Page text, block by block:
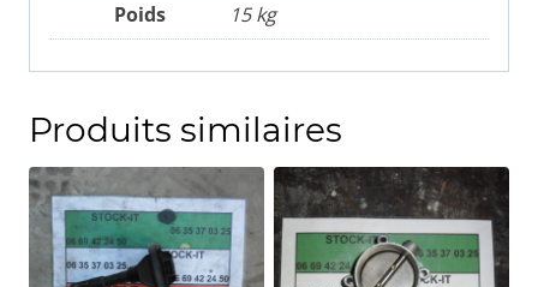
Poids 15 kg
Produits similaires